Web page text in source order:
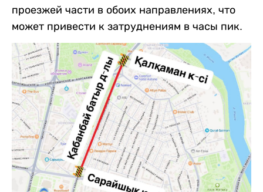
проезжей части в обоих направлениях, что
может привести к затруднениям в часы пик.